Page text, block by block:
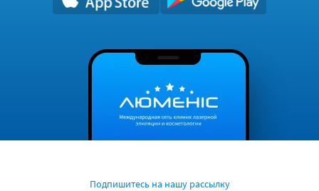
Подпишитесь на нашу рассылку